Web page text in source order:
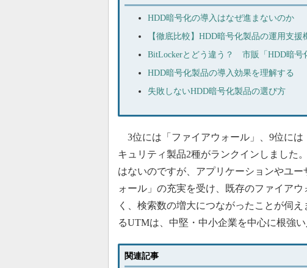
HDD暗号化の導入はなぜ進まないのか
【徹底比較】HDD暗号化製品の運用支
BitLockerとどう違う？ 市販「HDD暗号
HDD暗号化製品の導入効果を理解する
失敗しないHDD暗号化製品の選び方
3位には「ファイアウォール」、9位に
キュリティ製品2種がランクインしました
はないのですが、アプリケーションやユ
ォール」の充実を受け、既存のファイア
く、検索数の増大につながったことが伺
るUTMは、中堅・中小企業を中心に根強い
関連記事